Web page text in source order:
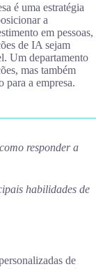
é uma estratégia
a
em pessoas,
de IA sejam
Um departamento
mas também
para a empresa.
responder a
habilidades de
de